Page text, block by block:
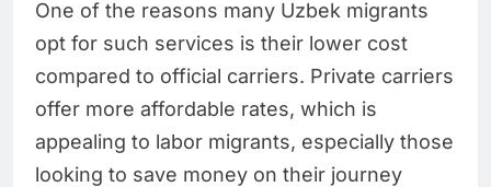
One of the reasons many Uzbek migrants
opt for such services is their lower cost
compared to official carriers. Private carriers
offer more affordable rates, which is
appealing to labor migrants, especially those
looking to save money on their journey